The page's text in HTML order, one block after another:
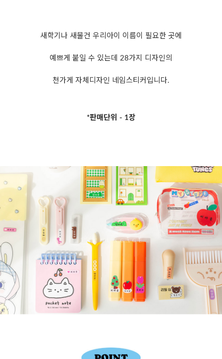
새학기나 새물건 우리아이 이름이 필요한 곳에
예쁘게 붙일 수 있는데 28가지 디자인의
천가게 자체디자인 네임스티커입니다.
*판매단위 - 1장